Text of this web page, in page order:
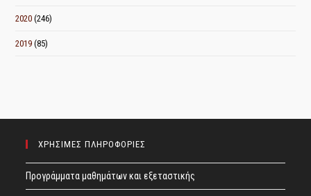
2020 (246)
2019 (85)
ΧΡΗΣΙΜΕΣ ΠΛΗΡΟΦΟΡΙΕΣ
Προγράμματα μαθημάτων και εξεταστικής